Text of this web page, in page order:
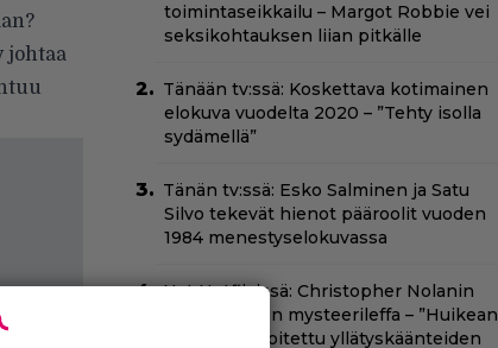
johtaa
toimintaseikkailu – Margot Robbie vei
seksikohtauksen liian pitkälle
Tänään tv:ssä: Koskettava kotimainen
elokuva vuodelta 2020 – ”Tehty isolla
sydämellä”
Tänän tv:ssä: Esko Salminen ja Satu
Silvo tekevät hienot pääroolit vuoden
1984 menestyselokuvassa
Nyt Netflixissä: Christopher Nolanin
viiden tähden mysteerileffa – ”Huikean
hienosti kirjoitettu yllätyskäänteiden